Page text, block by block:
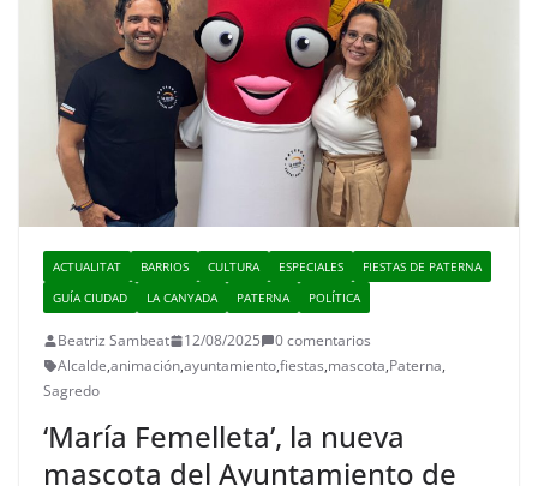
ACTUALITAT BARRIOS CULTURA ESPECIALES
FIESTAS DE PATERNA
GUÍA CIUDAD
LA CANYADA PATERNA POLÍTICA
Beatriz Sambeat 12/08/2025
0 comentarios
Alcalde,animación,ayuntamiento,fiestas,mascota,Paterna,
Sagredo
‘María Femelleta’, la nueva
mascota del Ayuntamiento de